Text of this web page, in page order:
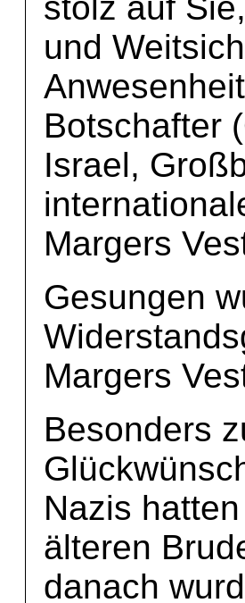
und
Botschafter
Israel,
Margers
Gesungen
Margers
Besonders
Nazis
älteren
danach